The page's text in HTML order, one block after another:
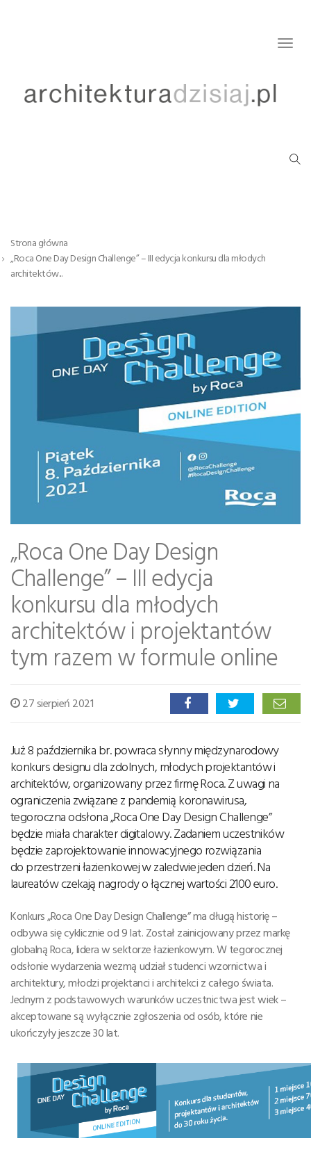
Strona główna
„Roca One Day Design Challenge” – III edycja konkursu dla młodych
architektów...
„Roca One Day Design
Challenge” – III edycja
konkursu dla młodych
architektów i projektantów
tym razem w formule online
27 sierpień 2021
Już 8 października br. powraca słynny międzynarodowy
konkurs designu dla zdolnych, młodych projektantów i
architektów, organizowany przez firmę Roca. Z uwagi na
ograniczenia związane z pandemią koronawirusa,
tegoroczna odsłona „Roca One Day Design Challenge”
będzie miała charakter digitalowy. Zadaniem uczestników
będzie zaprojektowanie innowacyjnego rozwiązania
do przestrzeni łazienkowej w zaledwie jeden dzień. Na
laureatów czekają nagrody o łącznej wartości 2100 euro.
Konkurs „Roca One Day Design Challenge” ma długą historię –
odbywa się cyklicznie od 9 lat. Został zainicjowany przez markę
globalną Roca, lidera w sektorze łazienkowym. W tegorocznej
odsłonie wydarzenia wezmą udział studenci wzornictwa i
architektury, młodzi projektanci i architekci z całego świata.
Jednym z podstawowych warunków uczestnictwa jest wiek –
akceptowane są wyłącznie zgłoszenia od osób, które nie
ukończyły jeszcze 30 lat.